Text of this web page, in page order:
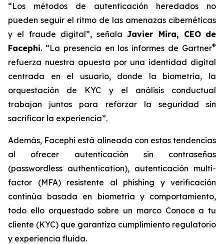
“Los métodos de autenticación heredados no
pueden seguir el ritmo de las amenazas cibernéticas
y el fraude digital”, señalaJavier Mira, CEO de
Facephi. “La presencia en los informes de Gartner®
refuerza nuestra apuesta por una identidad digital
centrada en el usuario, donde la biometría, la
orquestación de KYC y el análisis conductual
trabajan juntos para reforzar la seguridad sin
sacrificar la experiencia”.
Además, Facephi está alineada con estas tendencias
al ofrecer autenticación sin contraseñas
(passwordless authentication), autenticación multi-
factor (MFA) resistente al phishing y verificación
continúa basada en biometría y comportamiento,
todo ello orquestado sobre un marco Conoce a tu
cliente (KYC) que garantiza cumplimiento regulatorio
y experiencia fluida.